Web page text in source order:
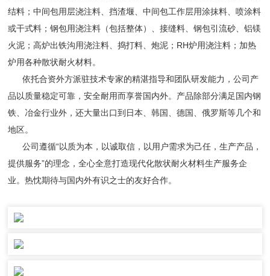
结料；中间包用层浇注料、挡渣堰、中间包工作层用涂抹料、喷涂料
或干式料；钢包用浇注料（包括整体）、接缝料、钢包引流砂、铝镁
火泥；高炉出铁沟用浇注料、捣打料、炮泥；RH炉用浇注料；加热
炉用各种散状耐火材料。
依托合资外方派驻技术专家的精湛指导和团队研发能力，公司产
品以质量稳定可靠，安全耐用而享誉国内外。产品除部分满足国内钢
铁、冶金行业外，还大量出口到日本、韩国、德国、俄罗斯等几个和
地区。
公司遵循“以质为本，以诚取信，以用户需求为己任，生产产品，
提供服务”的理念，全心全意打造现代化散状耐火材料生产服务企
业。热忱期待与国内外有识之士的友好合作。